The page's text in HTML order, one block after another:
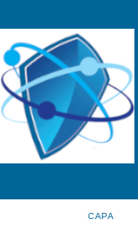
CAPA